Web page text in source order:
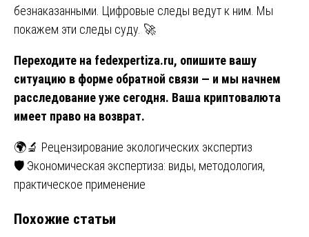
безнаказанными. Цифровые следы ведут к ним. Мы
покажем эти следы суду. 🚀
Переходите на fedexpertiza.ru, опишите вашу
ситуацию в форме обратной связи — и мы начнем
расследование уже сегодня. Ваша криптовалюта
имеет право на возврат.
Навигация
по
🌍🔬 Рецензирование экологических экспертиз
🛡️ Экономическая экспертиза: виды, методология,
практическое применение
Похожие статьи